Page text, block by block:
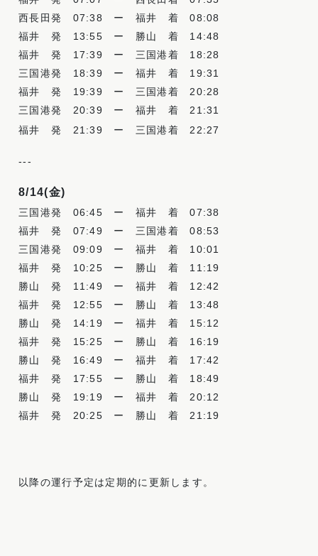
西長田発 07:38 ー 福井 着08:08
福井 発 13:55 ー 勝山 着 14:48
福井 発 17:39 ー 三国港着 18:28
三国港発 18:39 ー 福井 着 19:31
福井 発 19:39 ー 三国港着 20:28
三国港発 20:39 ー 福井 着 21:31
福井 発 21:39 ー 三国港着 22:27
---
8/14(金)
三国港発 06:45 ー 福井 着07:38
福井 発 07:49 ー 三国港着08:53
三国港発 09:09 ー 福井 着 10:01
福井 発 10:25 ー 勝山 着 11:19
勝山 発 11:49 ー 福井 着 12:42
福井 発 12:55 ー 勝山 着 13:48
勝山 発 14:19 ー 福井 着 15:12
福井 発 15:25 ー 勝山 着 16:19
勝山 発 16:49 ー 福井 着 17:42
福井 発 17:55 ー 勝山 着 18:49
勝山 発 19:19 ー 福井 着 20:12
福井 発 20:25 ー 勝山 着 21:19
以降の運行予定は定期的に更新します。